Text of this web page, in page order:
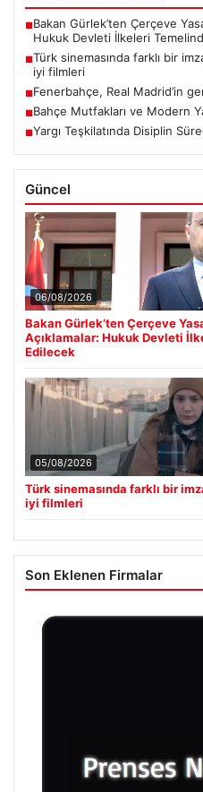
■Bakan Gürlek’ten Çerçeve
Hukuk Devleti İlkeleri
■Türk sinemasında farklı bir
iyi filmleri
■Fenerbahçe, Real Madrid’in
■Bahçe Mutfakları ve Modern
■Yargı Teşkilatında Disiplin
Güncel
06/08/2026
Bakan Gürlek’ten Çerçeve
Açıklamalar: Hukuk Devleti
Edilecek
05/08/2026
Türk sinemasında farklı bir
iyi filmleri
Son Eklenen Firmalar